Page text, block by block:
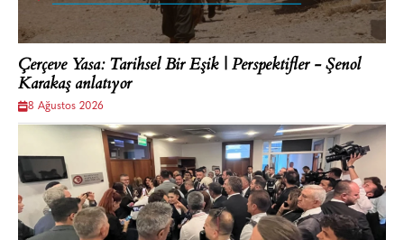
Çerçeve Yasa: Tarihsel Bir Eşik | Perspektifler - Şenol
Karakaş anlatıyor
8 Ağustos 2026